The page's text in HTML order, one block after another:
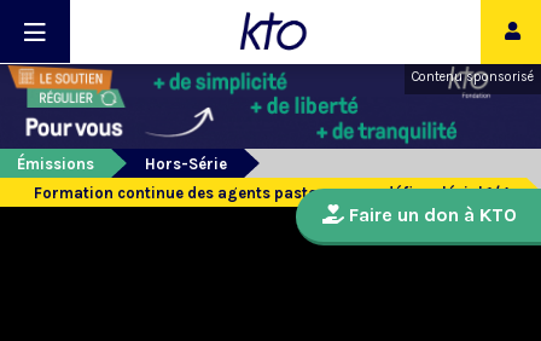
Contenu sponsorisé
Émissions
Hors-Série
Formation continue des agents pastoraux: un défi ecclésial 1/4
Faire un don à KTO